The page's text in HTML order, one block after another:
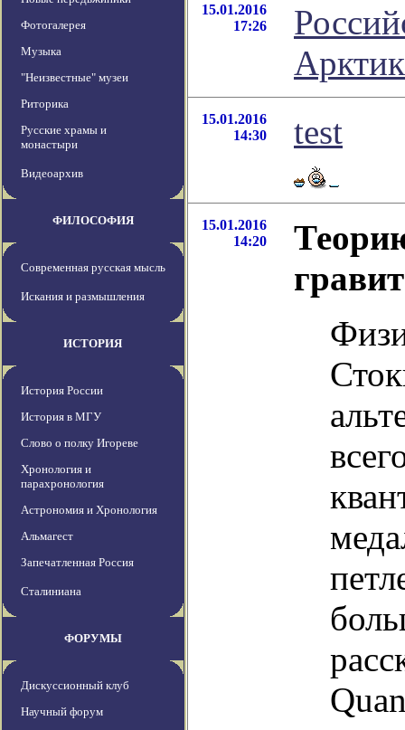
Фотогалерея
Музыка
"Неизвестные" музеи
Риторика
Русские храмы и
монастыри
Видеоархив
ФИЛОСОФИЯ
Современная русская мысль
Искания и размышления
ИСТОРИЯ
История России
История в МГУ
Слово о полку Игореве
Хронология и
парахронология
Астрономия и Хронология
Альмагест
Запечатленная Россия
Сталиниана
ФОРУМЫ
Дискуссионный клуб
Научный форум
15.01.2016
17:26
15.01.2016
14:30
test
15.01.2016
14:20